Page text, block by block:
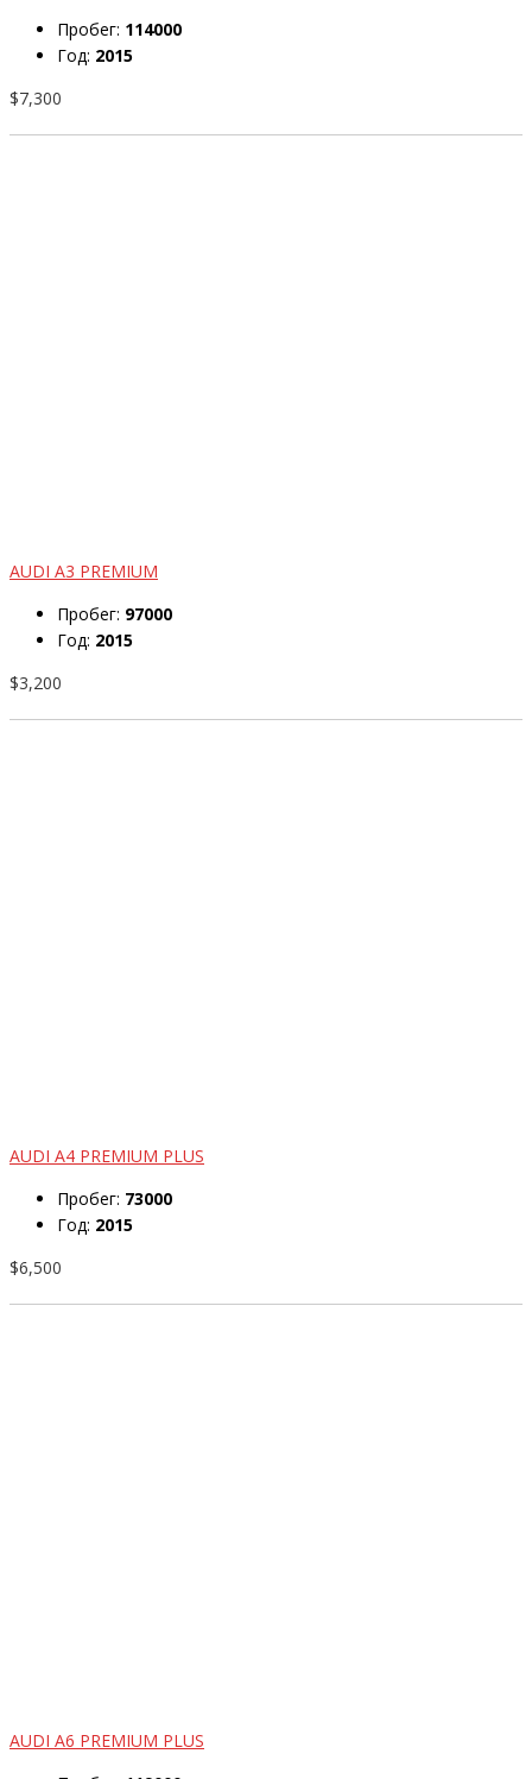
Пробег: 114000
Год: 2015
$7,300
AUDI A3 PREMIUM
Пробег: 97000
Год: 2015
$3,200
AUDI A4 PREMIUM PLUS
Пробег: 73000
Год: 2015
$6,500
AUDI A6 PREMIUM PLUS